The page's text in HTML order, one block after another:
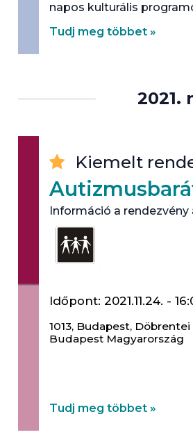
napos kulturális
Tudj meg többet »
2021.
Kiemelt
Információ a
Időpont:2021.11.24. -
1013, Budapest, Döbrentei
Budapest Magyarország
Tudj meg többet »